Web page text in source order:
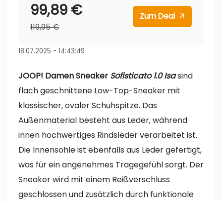
99,89 €
119,95 €
Zum Deal
18.07.2025 - 14:43:49
JOOP! Damen Sneaker Sofisticato 1.0 Isasind
flach geschnittene Low-Top-Sneaker mit
klassischer, ovaler Schuhspitze. Das
Außenmaterial besteht aus Leder, während
innen hochwertiges Rindsleder verarbeitet ist.
Die Innensohle ist ebenfalls aus Leder gefertigt,
was für ein angenehmes Tragegefühl sorgt. Der
Sneaker wird mit einem Reißverschluss
geschlossen und zusätzlich durch funktionale